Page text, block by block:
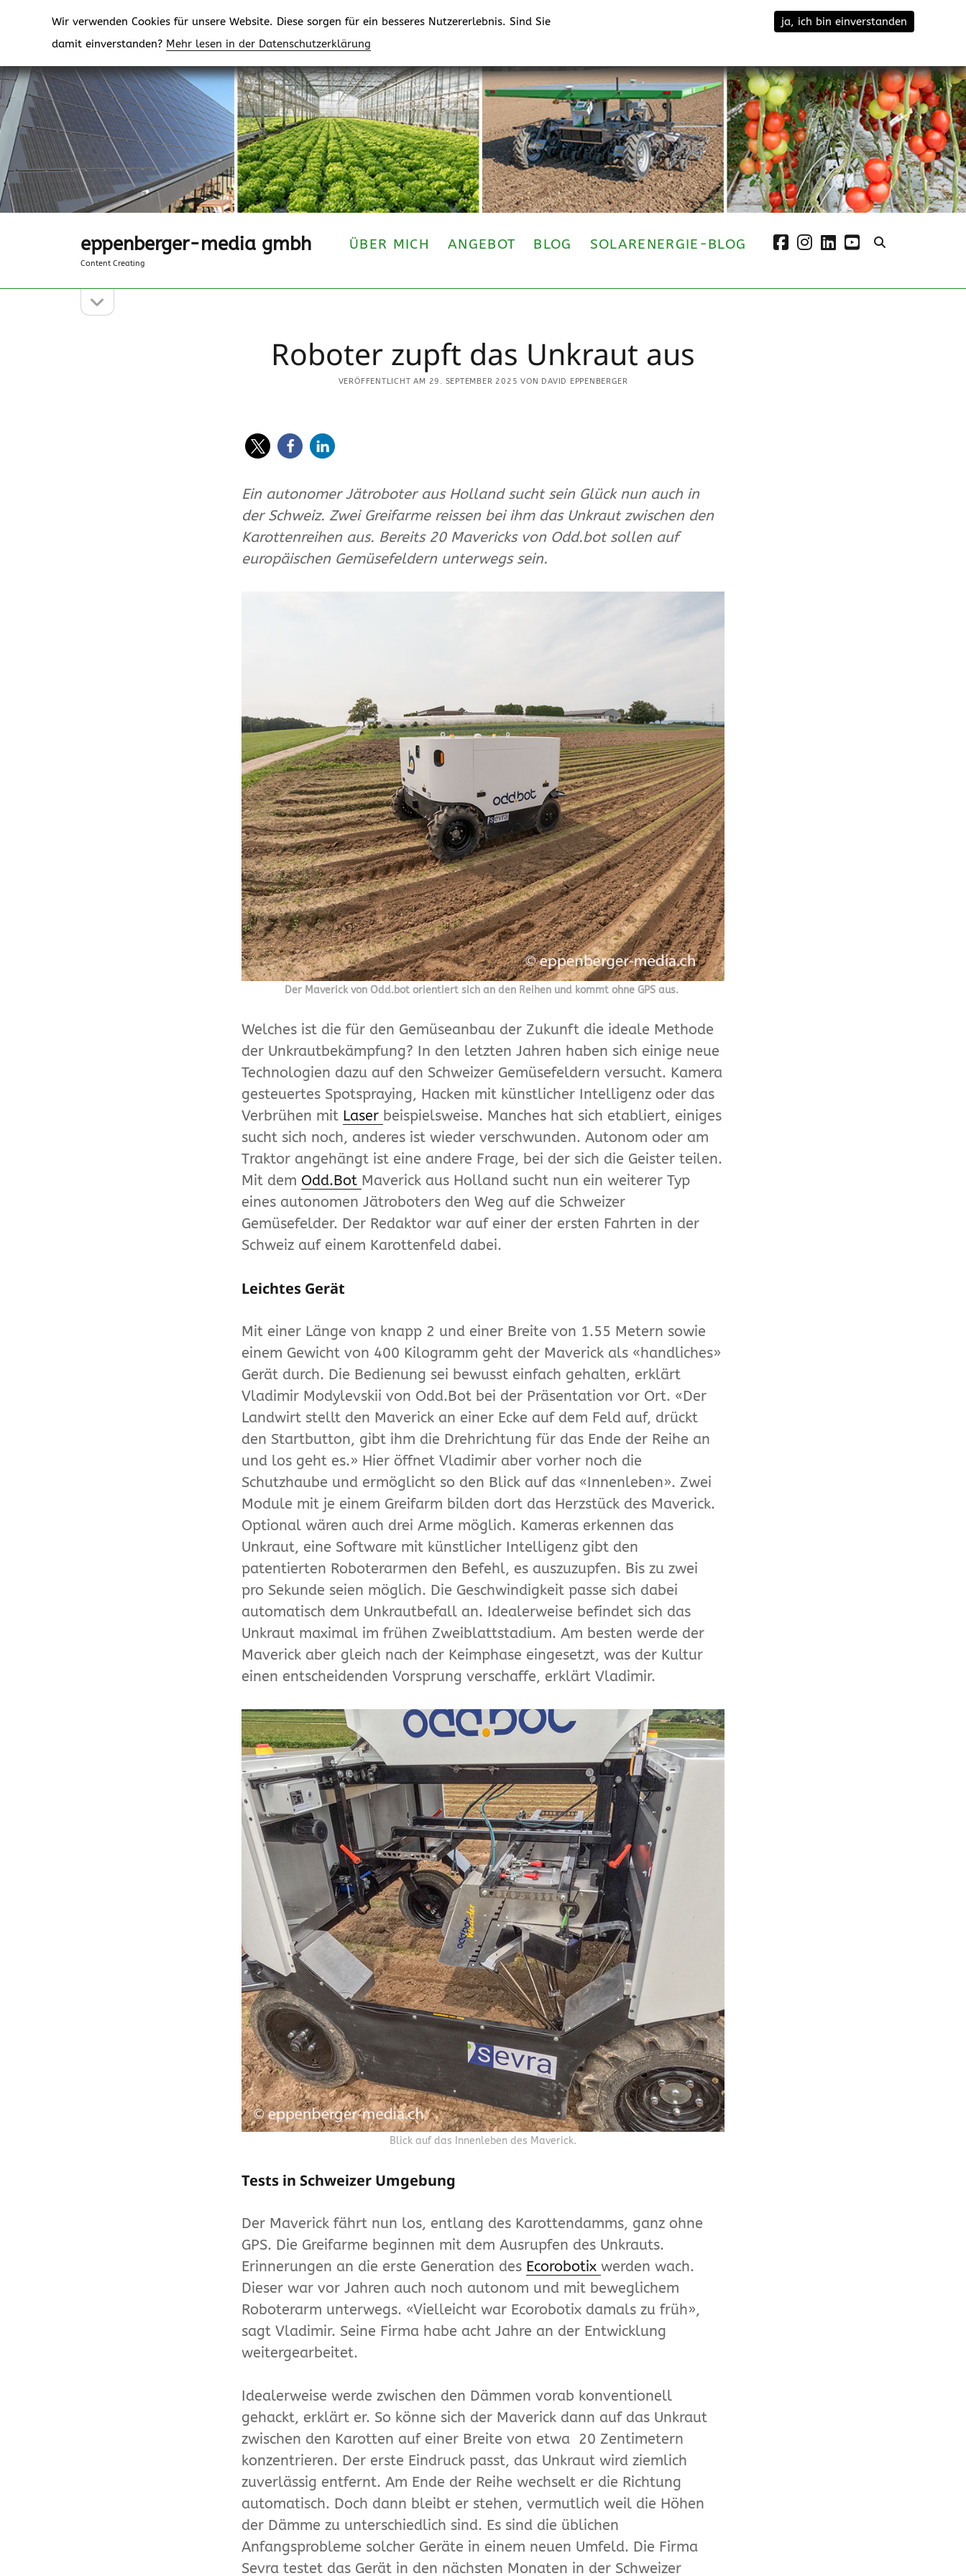
eppenberger-media gmbh
Content Creating
ÜBER MICH ANGEBOT BLOG SOLARENERGIE-BLOG facebook
instagram
linkedin
youtube
Seitenleisteöffnen
eppenberger-media gmbh | David
CHE-114.677.787
Mit dem Wohnmobil zu Gast auf dem
Phosphor-Recycling im Standby-Modus
Düngung im Gewächshaus: Calcium mit
Sulfat gibt Gips
Roboter zupft das Unkraut aus
VERÖFFENTLICHT AM 29. SEPTEMBER 2025 VON DAVID EPPENBERGER
Ein autonomer Jätroboter aus Holland sucht sein Glück nun auch in
der Schweiz. Zwei Greifarme reissen bei ihm das Unkraut zwischen den
Karottenreihen aus. Bereits 20 Mavericks von Odd.bot sollen auf
europäischen Gemüsefeldern unterwegs sein.
Der Maverick von Odd.bot orientiert sich an den Reihen und kommt ohne GPS aus.
Welches ist die für den Gemüseanbau der Zukunft die ideale Methode
der Unkrautbekämpfung? In den letzten Jahren haben sich einige neue
Technologien dazu auf den Schweizer Gemüsefeldern versucht. Kamera
gesteuertes Spotspraying, Hacken mit künstlicher Intelligenz oder das
Verbrühen mit Laser beispielsweise. Manches hat sich etabliert, einiges
sucht sich noch, anderes ist wieder verschwunden. Autonom oder am
Traktor angehängt ist eine andere Frage, bei der sich die Geister teilen.
Mit dem Odd.Bot Maverick aus Holland sucht nun ein weiterer Typ
eines autonomen Jätroboters den Weg auf die Schweizer
Gemüsefelder. Der Redaktor war auf einer der ersten Fahrten in der
Schweiz auf einem Karottenfeld dabei.
Leichtes Gerät
Mit einer Länge von knapp 2 und einer Breite von 1.55 Metern sowie
einem Gewicht von 400 Kilogramm geht der Maverick als «handliches»
Gerät durch. Die Bedienung sei bewusst einfach gehalten, erklärt
Vladimir Modylevskii von Odd.Bot bei der Präsentation vor Ort. «Der
Landwirt stellt den Maverick an einer Ecke auf dem Feld auf, drückt
den Startbutton, gibt ihm die Drehrichtung für das Ende der Reihe an
und los geht es.» Hier öffnet Vladimir aber vorher noch die
Schutzhaube und ermöglicht so den Blick auf das «Innenleben». Zwei
Module mit je einem Greifarm bilden dort das Herzstück des Maverick.
Optional wären auch drei Arme möglich. Kameras erkennen das
Unkraut, eine Software mit künstlicher Intelligenz gibt den
patentierten Roboterarmen den Befehl, es auszuzupfen. Bis zu zwei
pro Sekunde seien möglich. Die Geschwindigkeit passe sich dabei
automatisch dem Unkrautbefall an. Idealerweise befindet sich das
Unkraut maximal im frühen Zweiblattstadium. Am besten werde der
Maverick aber gleich nach der Keimphase eingesetzt, was der Kultur
einen entscheidenden Vorsprung verschaffe, erklärt Vladimir.
Blick auf das Innenleben des Maverick.
Tests in Schweizer Umgebung
Der Maverick fährt nun los, entlang des Karottendamms, ganz ohne
GPS. Die Greifarme beginnen mit dem Ausrupfen des Unkrauts.
Erinnerungen an die erste Generation des Ecorobotixwerden wach.
Dieser war vor Jahren auch noch autonom und mit beweglichem
Roboterarm unterwegs. «Vielleicht war Ecorobotix damals zu früh»,
sagt Vladimir. Seine Firma habe acht Jahre an der Entwicklung
weitergearbeitet.
Idealerweise werde zwischen den Dämmen vorab konventionell
gehackt, erklärt er. So könne sich der Maverick dann auf das Unkraut
zwischen den Karotten auf einer Breite von etwa 20 Zentimetern
konzentrieren. Der erste Eindruck passt, das Unkraut wird ziemlich
zuverlässig entfernt. Am Ende der Reihe wechselt er die Richtung
automatisch. Doch dann bleibt er stehen, vermutlich weil die Höhen
der Dämme zu unterschiedlich sind. Es sind die üblichen
Anfangsprobleme solcher Geräte in einem neuen Umfeld. Die Firma
Sevra testet das Gerät in den nächsten Monaten in der Schweizer
Wir verwenden Cookies für unsere Website. Diese sorgen für ein besseres Nutzererlebnis. Sind Sie
damit einverstanden? Mehr lesen in der Datenschutzerklärung
ja, ich bin einverstanden